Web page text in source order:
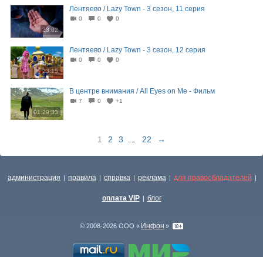
23:02
Лентяево / Lazy Town - 3 сезон, 11 серия
0 0 0
23:15
Лентяево / Lazy Town - 3 сезон, 12 серия
0 0 0
01:29:33
В центре внимания / All Eyes on Me - Фильм
7 0 +1
1 2 3 22 →
администрация | правила | справка | реклама | для правообладателей |
оплата VIP | блог
© 2008-2026 ООО « Инфон »